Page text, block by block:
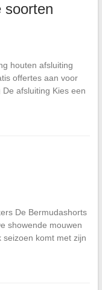
soorten
houten afsluiting
offertes aan voor
afsluiting Kies een
De Bermudashorts
showende mouwen
seizoen komt met zijn